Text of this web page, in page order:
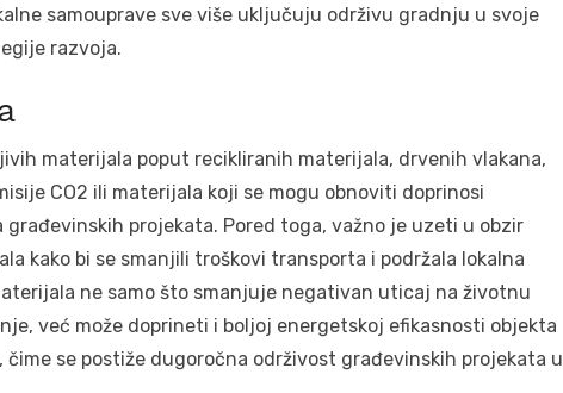
samouprave sve više uključuju održivu gradnju u svoje
razvoja.
materijala poput recikliranih materijala, drvenih vlakana,
CO2 ili materijala koji se mogu obnoviti doprinosi
građevinskih projekata. Pored toga, važno je uzeti u obzir
kako bi se smanjili troškovi transporta i podržala lokalna
ne samo što smanjuje negativan uticaj na životnu
već može doprineti i boljoj energetskoj efikasnosti objekta
se postiže dugoročna održivost građevinskih projekata u